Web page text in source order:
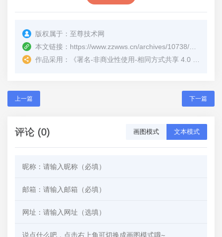
版权属于： 至尊技术网
本文链接：
作品采用：
《署名-非商业性使用-相同方式共享 4.0 国际 (CC BY-NC-SA 4.0)
上一篇 下一篇
评论 (0) 画图模式 文本模式